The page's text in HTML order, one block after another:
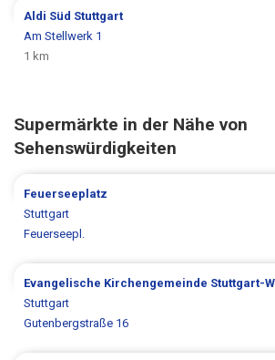
Aldi Süd Stuttgart
Am Stellwerk 1
1 km
Supermärkte in der Nähe von
Sehenswürdigkeiten
Feuerseeplatz
Stuttgart
Feuerseepl.
Evangelische Kirchengemeinde Stuttgart-
Stuttgart
Gutenbergstraße 16